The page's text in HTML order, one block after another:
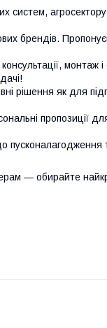
систем,
брендів.
монтаж і
рішення як для
пропозиції
пусконалагодження
— обирайте